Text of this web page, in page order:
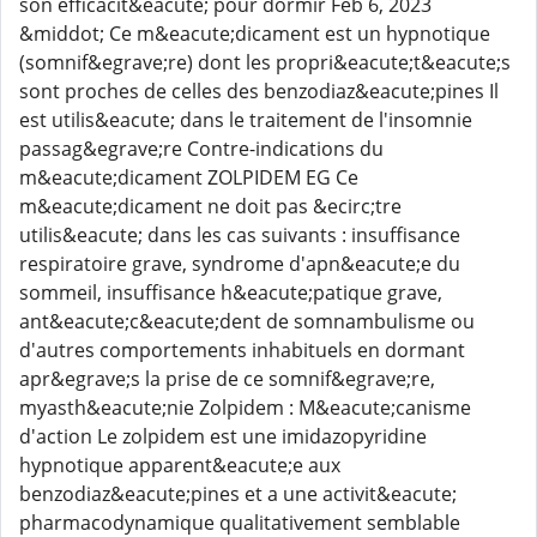
&middot; Ce m&eacute;dicament est un hypnotique
(somnif&egrave;re) dont les propri&eacute;t&eacute;s
sont proches de celles des benzodiaz&eacute;pines Il
est utilis&eacute; dans le traitement de l'insomnie
passag&egrave;re Contre-indications du
m&eacute;dicament ZOLPIDEM EG Ce
m&eacute;dicament ne doit pas &ecirc;tre
utilis&eacute; dans les cas suivants : insuffisance
respiratoire grave, syndrome d'apn&eacute;e du
sommeil, insuffisance h&eacute;patique grave,
ant&eacute;c&eacute;dent de somnambulisme ou
d'autres comportements inhabituels en dormant
apr&egrave;s la prise de ce somnif&egrave;re,
myasth&eacute;nie Zolpidem : M&eacute;canisme
d'action Le zolpidem est une imidazopyridine
hypnotique apparent&eacute;e aux
benzodiaz&eacute;pines et a une activit&eacute;
pharmacodynamique qualitativement semblable